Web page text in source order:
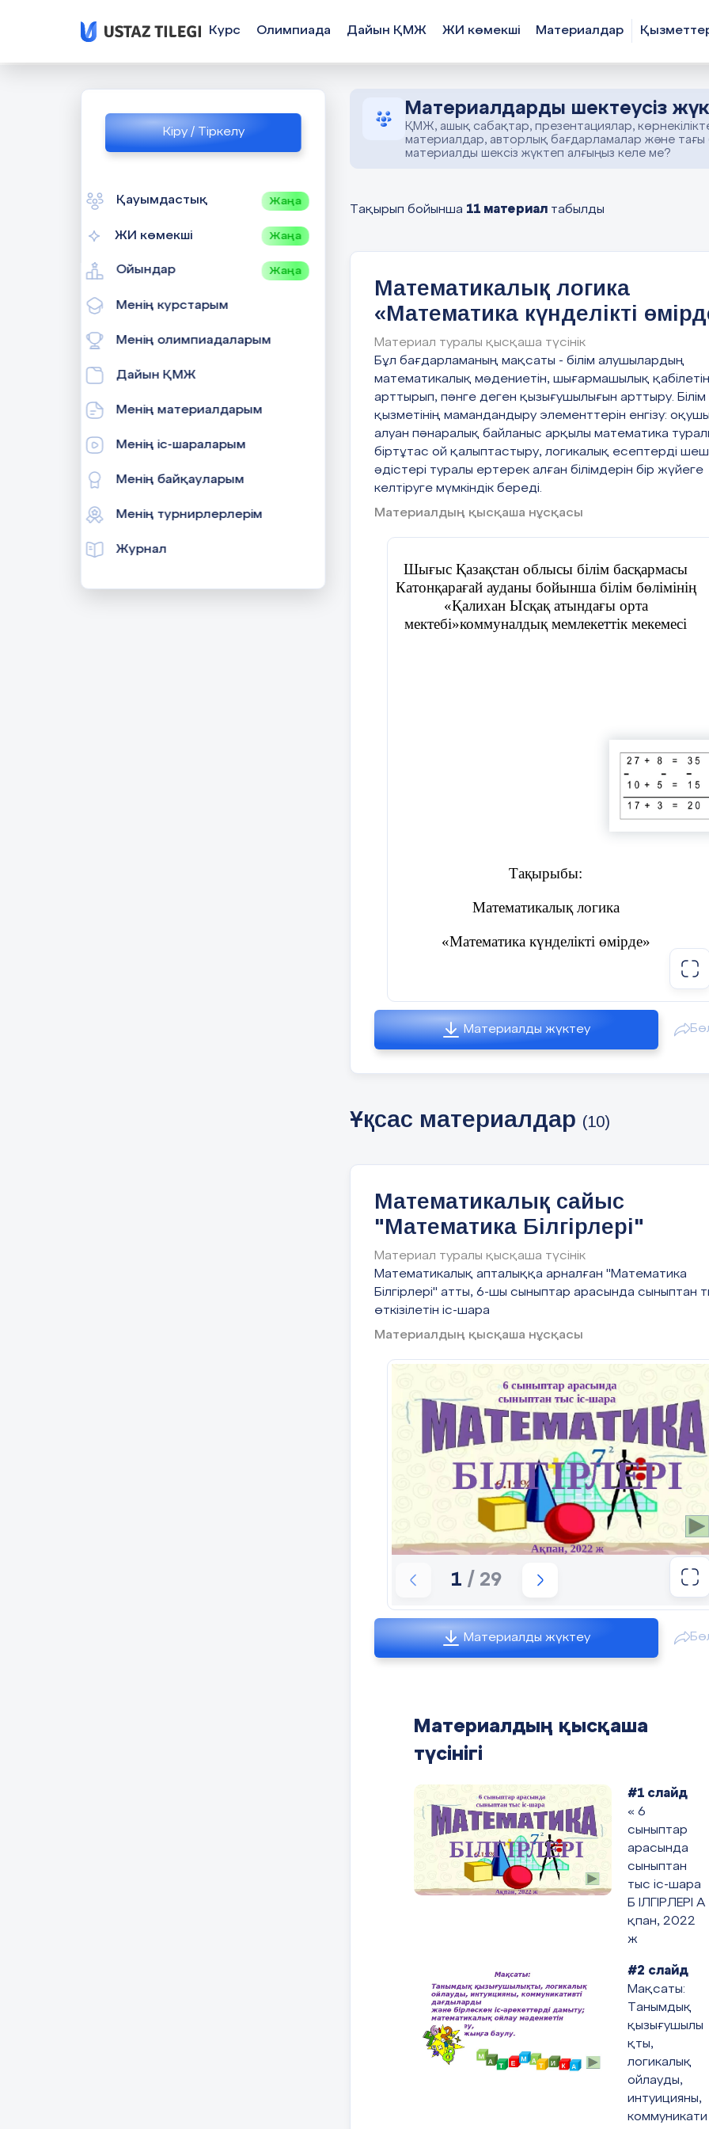
Кіру / Тіркелу
Қауымдастық Жаңа
ЖИ көмекші Жаңа
Ойындар Жаңа
Менің курстарым
Менің олимпиадаларым
Дайын ҚМЖ
Менің материалдарым
Менің іс-шараларым
Менің байқауларым
Менің турнирлерлерім
Журнал
Курс Олимпиада Дайын ҚМЖ ЖИ көмекші Материалдар
Материалдарды шектеусіз
ҚМЖ, ашық сабақтар, презентациялар,
материалдар, авторлық бағдарламалар және
материалды шексіз жүктеп алғыңыз келе ме?
Тақырып бойынша 11 материал табылды
Математикалық логика
«Математика күнделікті
Материал туралы қысқаша түсінік
Бұл бағдарламаның мақсаты - білім алушылардың
математикалық мәдениетін, шығармашылық қабілетін
арттырып, пәнге деген қызығушылығын арттыру. Білім
қызметінің мамандандыру элементтерін енгізу:
алуан пәнаралық байланыс арқылы математика
біртұтас ой қалыптастыру, логикалық есептерді
әдістері туралы ертерек алған білімдерін бір жүйеге
келтіруге мүмкіндік береді.
Материалдың қысқаша нұсқасы
Шығыс Қазақстан облысы білім басқармасы
Катонқарағай ауданы бойынша білім бөлімінің
«Қалихан Ысқақ атындағы орта
мектебі»коммуналдық мемлекеттік мекемесі
Тақырыбы:
Математикалық логика
«Математика күнделікті өмірде»
Аты –жөні : Бозжигитова Жанар Нурсаиновна
Лауазымы:бастауыш сынып мұғалімі
Білім беру ұйымы:Шығыс Қазақстан облысы
білім басқармасы Катонқарағай
ауданы бойынша білім бөлімінің
«Қалихан Ысқақ атындағы орта мектебі»КММ
Аудан: Катонқарағай
Телефон:87055498985
mail .ru
2025 жыл
Математикалық логика
Математика күнделікті өмірде»
Аңдатпа
Бұл бағдарламаның мақсаты - білім
математикалық мәдениетін,
қабілетін арттырып, пәнге деген
Материалды жүктеу
Ұқсас материалдар (10)
Математикалық сайыс
"Математика Білгірлері"
Материал туралы қысқаша түсінік
Математикалық апталыққа арналған "Математика
Білгірлері" атты, 6-шы сыныптар арасында сыныптан
өткізілетін іс-шара
Материалдың қысқаша нұсқасы
1 / 29
Материалды жүктеу
Материалдың қысқаша
түсінігі
#1 слайд
« 6
сыныптар
арасында
сыныптан
тыс іс-шара
Б ІЛГІРЛЕРІ А
қпан, 2022
ж
#2 слайд
Мақсаты:
Танымдық
қызығушылы
қты,
логикалық
ойлауды,
интуицияны,
коммуникати